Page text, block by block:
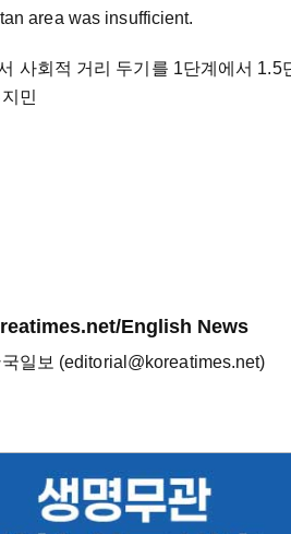
area was insufficient.
사회적 거리 두기를 1단계에서
민
English News
일보 (editorial@koreatimes.net)